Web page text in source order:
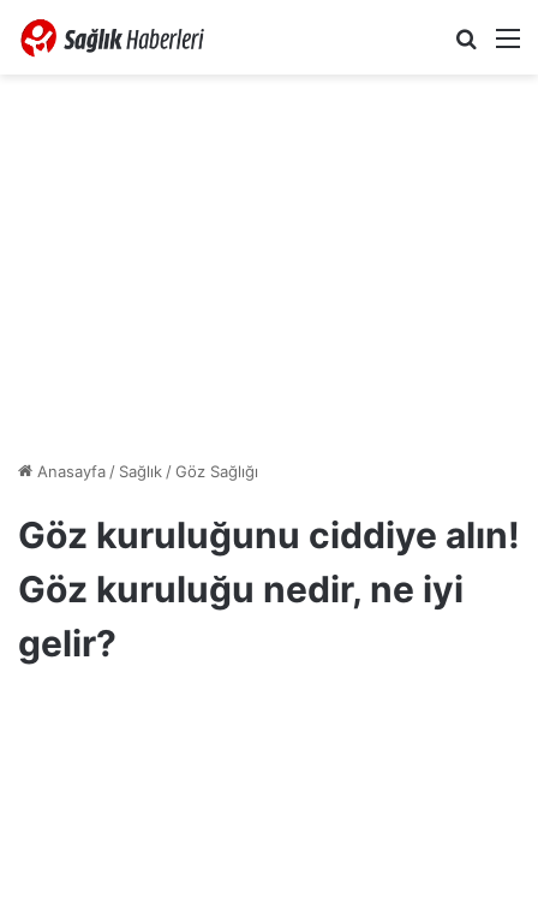
Anasayfa/ Sağlık/Göz Sağlığı
Göz kuruluğunu ciddiye alın!
Göz kuruluğu nedir, ne iyi
gelir?